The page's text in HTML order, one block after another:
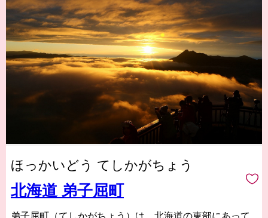
ほっかいどう てしかがちょう
北海道 弟子屈町